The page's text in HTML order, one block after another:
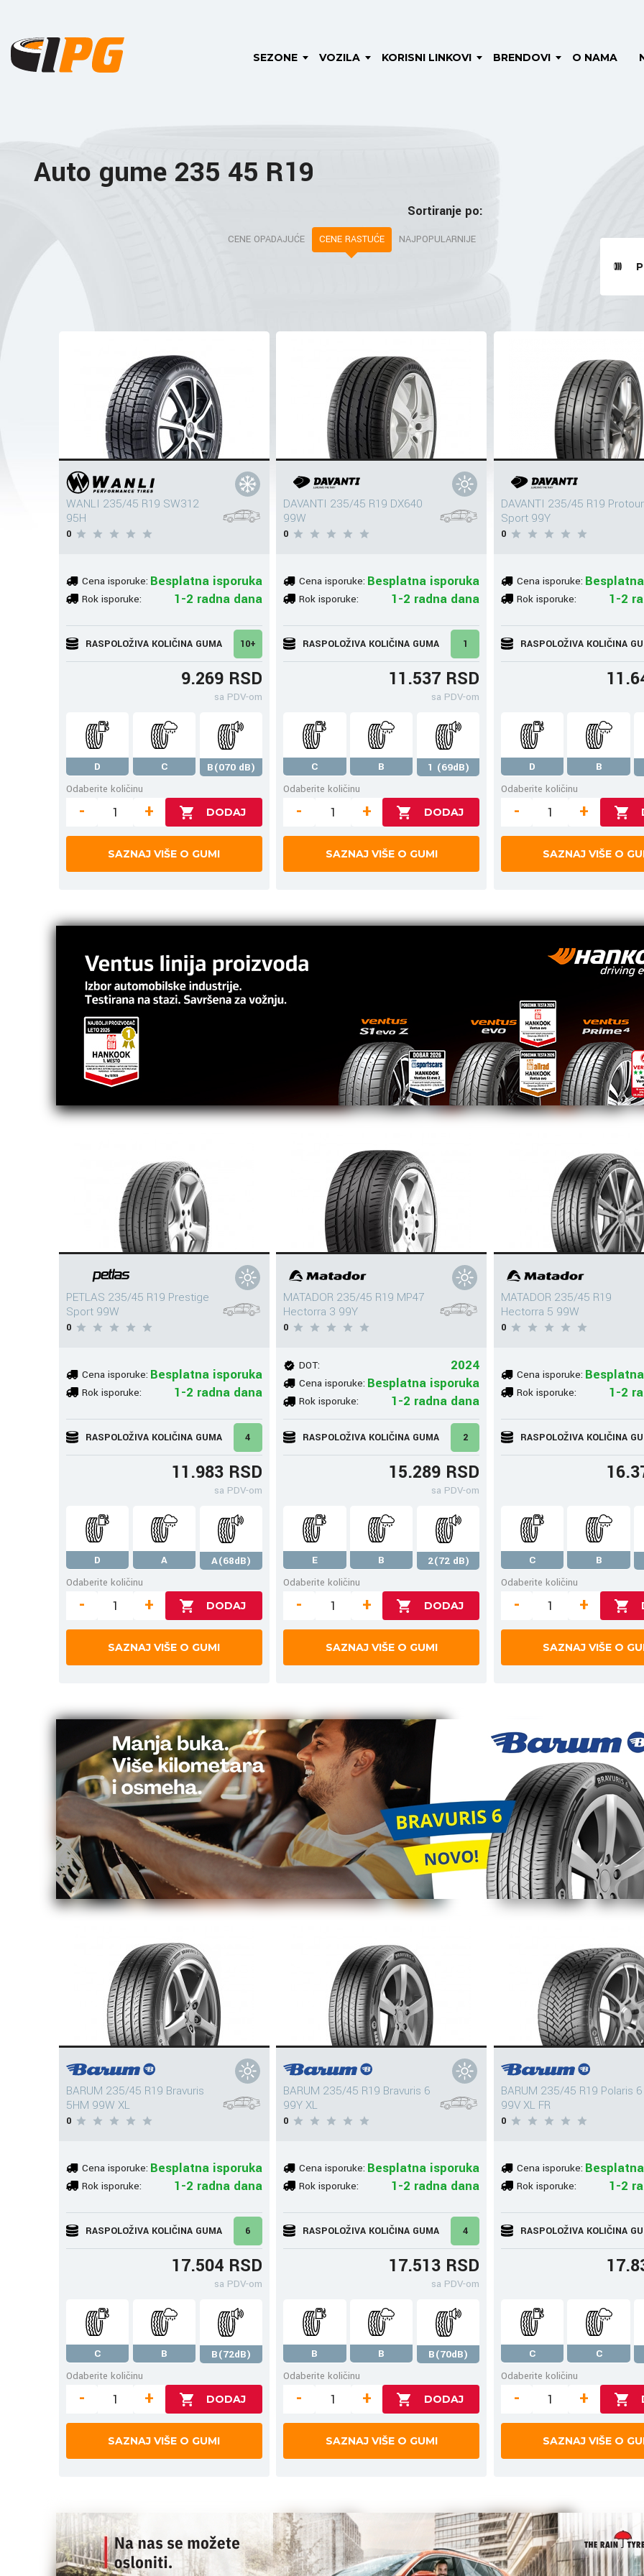
SEZONE VOZILA KORISNI LINKOVI BRENDOVI O NAMA
Auto gume 235 45 R19
Sortiranje po:
CENE OPADAJUĆE CENE RASTUĆE NAJPOPULARNIJE
WANLI 235/45 R19 SW312
95H
0
Cena isporuke: Besplatna isporuka
Rok isporuke: 1-2 radna dana
RASPOLOŽIVA KOLIČINA GUMA 10+
9.269 RSD
sa PDV-om
D C
B(070 dB)
Odaberite količinu
- +
SAZNAJ VIŠE O GUMI
DAVANTI 235/45 R19 DX640
99W
0
Cena isporuke: Besplatna isporuka
Rok isporuke: 1-2 radna dana
RASPOLOŽIVA KOLIČINA GUMA 1
11.537 RSD
sa PDV-om
C B
1 (69dB)
Odaberite količinu
- +
SAZNAJ VIŠE O GUMI
DAVANTI 235/45 R19
Sport 99Y
0
Cena isporuke:
Rok isporuke: 1-2
RASPOLOŽIVA KOLIČINA
D
B
Odaberite količinu
- +
SAZNAJ VIŠE O
PETLAS 235/45 R19 Prestige
Sport 99W
0
Cena isporuke: Besplatna isporuka
Rok isporuke: 1-2 radna dana
RASPOLOŽIVA KOLIČINA GUMA 4
11.983 RSD
sa PDV-om
D A
A(68dB)
Odaberite količinu
- +
SAZNAJ VIŠE O GUMI
MATADOR 235/45 R19 MP47
Hectorra 3 99Y
0
DOT: 2024
Cena isporuke: Besplatna isporuka
Rok isporuke: 1-2 radna dana
RASPOLOŽIVA KOLIČINA GUMA 2
15.289 RSD
sa PDV-om
E B
2(72 dB)
Odaberite količinu
- +
SAZNAJ VIŠE O GUMI
MATADOR 235/45 R19
Hectorra 5 99W
0
Cena isporuke:
Rok isporuke: 1-2
RASPOLOŽIVA KOLIČINA
C
B
Odaberite količinu
- +
SAZNAJ VIŠE O
BARUM 235/45 R19 Bravuris
5HM 99W XL
0
Cena isporuke: Besplatna isporuka
Rok isporuke: 1-2 radna dana
RASPOLOŽIVA KOLIČINA GUMA 6
17.504 RSD
sa PDV-om
C B
B(72dB)
Odaberite količinu
- +
SAZNAJ VIŠE O GUMI
BARUM 235/45 R19 Bravuris 6
99Y XL
0
Cena isporuke: Besplatna isporuka
Rok isporuke: 1-2 radna dana
RASPOLOŽIVA KOLIČINA GUMA 4
17.513 RSD
sa PDV-om
B B
B(70dB)
Odaberite količinu
- +
SAZNAJ VIŠE O GUMI
BARUM 235/45 R19 Polaris 6
99V XL FR
0
Cena isporuke:
Rok isporuke: 1-2
RASPOLOŽIVA KOLIČINA
C
C
Odaberite količinu
- +
SAZNAJ VIŠE O